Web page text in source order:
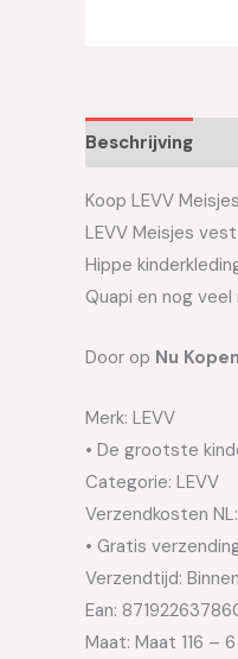
Beschrijving
Koop LEVV
LEVV Meisjes
Hippe
Quapi en nog
Door op Nu Kopen
Merk: LEVV
• De grootste
Categorie: LEVV
Verzendkosten
• Gratis
Verzendtijd:
Ean:
Maat: Maat 116 – 6